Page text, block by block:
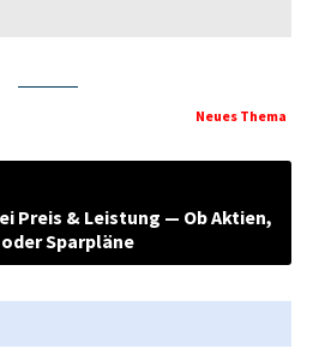
Neues Thema
Preis & Leistung — Ob Aktien,
Sparpläne